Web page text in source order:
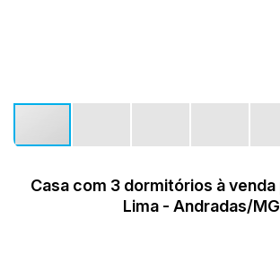
Casa com 3 dormitórios à
Lima - Andradas/MG